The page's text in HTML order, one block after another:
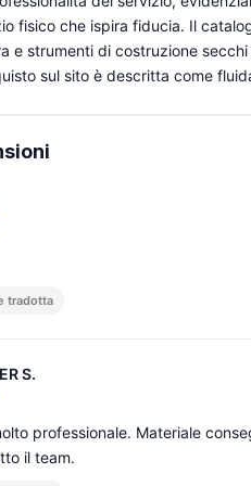
fisico che ispira fiducia. Il
e strumenti di costruzione
sul sito è descritta come
tradotta
S.
professionale. Materiale
il team.